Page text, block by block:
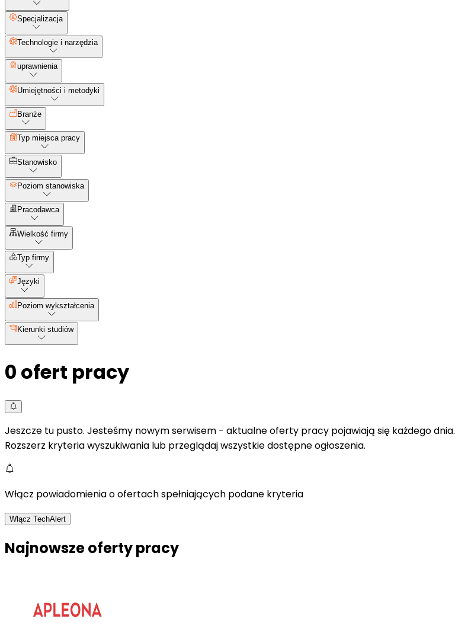
Specjalizacja
Technologie i narzędzia
uprawnienia
Umiejętności i metodyki
Branże
Typ miejsca pracy
Stanowisko
Poziom stanowiska
Pracodawca
Wielkość firmy
Typ firmy
Języki
Poziom wykształcenia
Kierunki studiów
0 ofert pracy
Jeszcze tu pusto. Jesteśmy nowym serwisem - aktualne oferty pracy pojawiają się każdego dnia.
Rozszerz kryteria wyszukiwania lub przeglądaj wszystkie dostępne ogłoszenia.
Włącz powiadomienia o ofertach spełniających podane kryteria
Włącz TechAlert
Najnowsze oferty pracy